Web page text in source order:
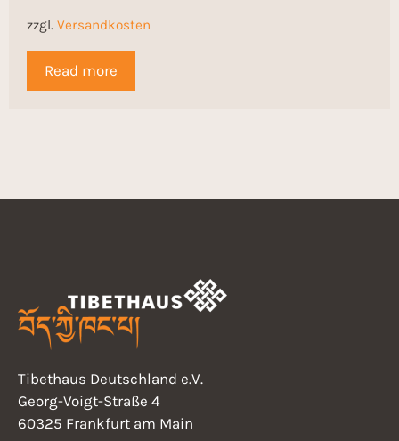
zzgl. Versandkosten
Read more
Tibethaus Deutschland e.V.
Georg-Voigt-Straße 4
60325 Frankfurt am Main